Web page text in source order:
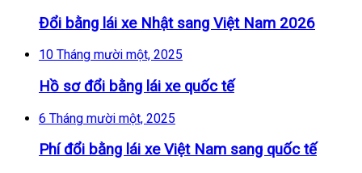
Đổi bằng lái xe Nhật sang Việt Nam 2026
10 Tháng mười một, 2025
Hồ sơ đổi bằng lái xe quốc tế
6 Tháng mười một, 2025
Phí đổi bằng lái xe Việt Nam sang quốc tế